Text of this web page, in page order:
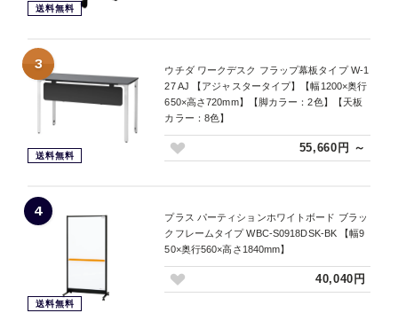
送料無料
3
送料無料
ウチダ ワークデスク フラップ幕板タイプ W-1
27 AJ 【アジャスタータイプ】【幅1200×奥行
650×高さ720mm】【脚カラー：2色】【天板
カラー：8色】
55,660円 ～
4
送料無料
プラス パーティションホワイトボード ブラッ
クフレームタイプ WBC-S0918DSK-BK 【幅9
50×奥行560×高さ1840mm】
40,040円